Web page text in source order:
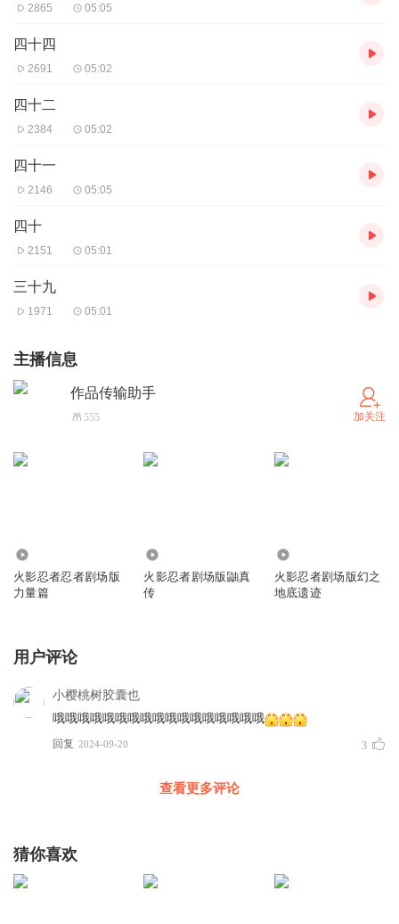
2865 05:05
四十四
2691 05:02
四十二
2384 05:02
四十一
2146 05:05
四十
2151 05:01
三十九
1971 05:01
主播信息
作品传输助手
555 加关注
火影忍者忍者剧场版
力量篇
火影忍者剧场版鼬真
传
火影忍者剧场版幻之
地底遗迹
用户评论
小樱桃树胶囊也
哦哦哦哦哦哦哦哦哦哦哦哦哦哦哦哦哦
回复 2024-09-20 3
查看更多评论
猜你喜欢